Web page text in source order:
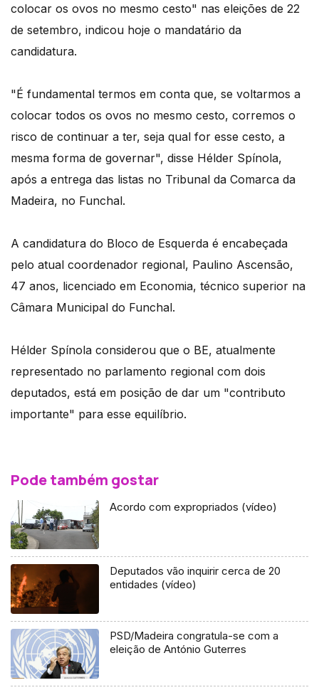
colocar os ovos no mesmo cesto" nas eleições de 22
de setembro, indicou hoje o mandatário da
candidatura.
"É fundamental termos em conta que, se voltarmos a
colocar todos os ovos no mesmo cesto, corremos o
risco de continuar a ter, seja qual for esse cesto, a
mesma forma de governar", disse Hélder Spínola,
após a entrega das listas no Tribunal da Comarca da
Madeira, no Funchal.
A candidatura do Bloco de Esquerda é encabeçada
pelo atual coordenador regional, Paulino Ascensão,
47 anos, licenciado em Economia, técnico superior na
Câmara Municipal do Funchal.
Hélder Spínola considerou que o BE, atualmente
representado no parlamento regional com dois
deputados, está em posição de dar um "contributo
importante" para esse equilíbrio.
Pode também gostar
Acordo com expropriados (vídeo)
Deputados vão inquirir cerca de 20
entidades (vídeo)
PSD/Madeira congratula-se com a
eleição de António Guterres